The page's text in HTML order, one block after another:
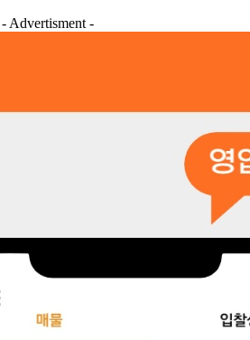
- Advertisment -